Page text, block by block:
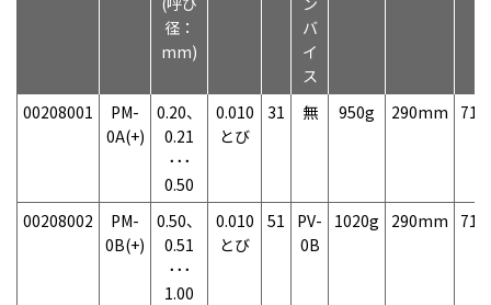
径：
mm)
バ
イ
ス
00208001
PM-
0A(+)
0.20、
0.21
･･･
0.50
0.010
とび
31 無 950g 290mm
00208002
PM-
0B(+)
0.50、
0.51
･･･
1.00
0.010
とび
51
PV-
0B
1020g 290mm